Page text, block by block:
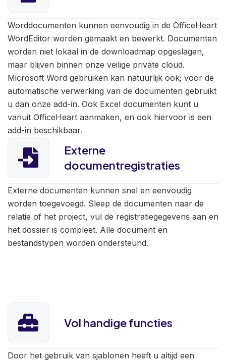
Worddocumenten kunnen eenvoudig in de OfficeHeart
WordEditor worden gemaakt en bewerkt. Documenten
worden niet lokaal in de downloadmap opgeslagen,
maar blijven binnen onze veilige private cloud.
Microsoft Word gebruiken kan natuurlijk ook; voor de
automatische verwerking van de documenten gebruikt
u dan onze add-in. Ook Excel documenten kunt u
vanuit OfficeHeart aanmaken, en ook hiervoor is een
add-in beschikbaar.
Externe
documentregistraties
Externe documenten kunnen snel en eenvoudig
worden toegevoegd. Sleep de documenten naar de
relatie of het project, vul de registratiegegevens aan en
het dossier is compleet. Alle document en
bestandstypen worden ondersteund.
Vol handige functies
Door het gebruik van sjablonen heeft u altijd een